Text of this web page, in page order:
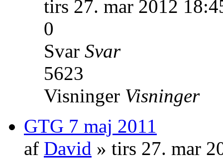
tirs 27. mar 2012
0
Svar Svar
5623
Visninger Visninger
GTG 7 maj 2011
af David » tirs 27. mar